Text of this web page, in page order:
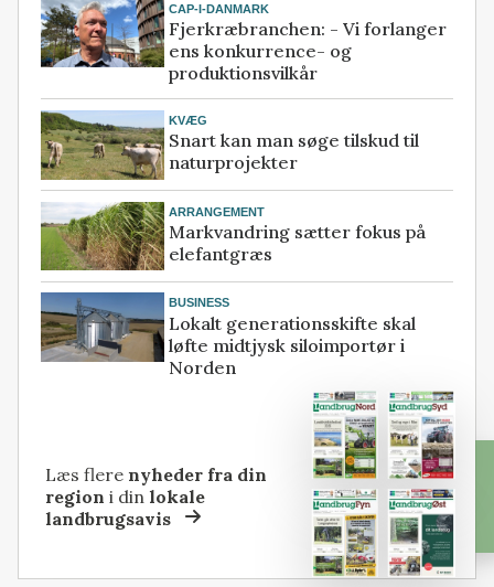
CAP-I-DANMARK
Fjerkræbranchen: - Vi forlanger
ens konkurrence- og
produktionsvilkår
KVÆG
Snart kan man søge tilskud til
naturprojekter
ARRANGEMENT
Markvandring sætter fokus på
elefantgræs
BUSINESS
Lokalt generationsskifte skal
løfte midtjysk siloimportør i
Norden
Læs flere nyheder fra din
region i dinlokale
landbrugsavis